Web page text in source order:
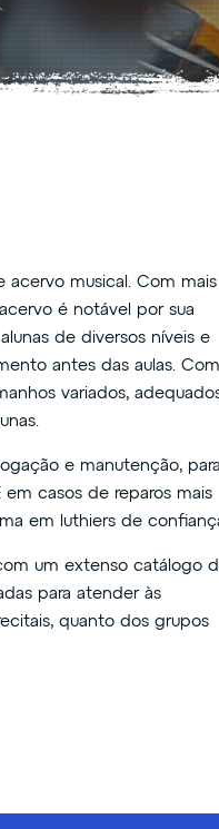
acervo musical. Com mais
é notável por sua
de diversos níveis e
antes das aulas. Com
variados,
e manutenção, para
casos de reparos mais
em luthiers de
um extenso catálogo
para atender às
quanto dos grupos